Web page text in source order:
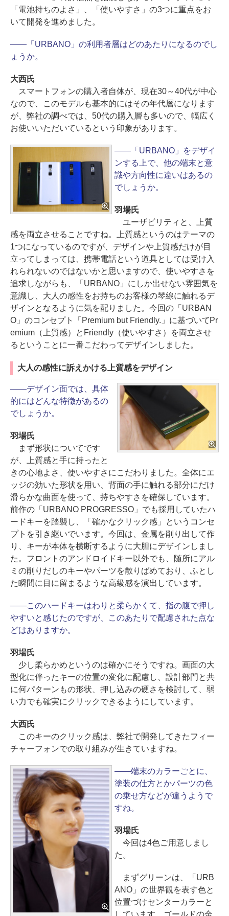
「電池持ちのよさ」、「使いやすさ」の3つに重点をお
いて開発を進めました。
――「URBANO」の利用者層はどのあたりになるのでし
ょうか。
大西氏
スマートフォンの購入者自体が、現在30～40代が中心
なので、このモデルも基本的にはその年代層になります
が、弊社の調べでは、50代の購入層も多いので、幅広く
お使いいただいているという印象があります。
――「URBANO」をデザイ
ンする上で、他の端末と意
識や方向性に違いはあるの
でしょうか。
羽場氏
ユーザビリティと、上質
感を両立させることですね。上質感というのはテーマの
1つになっているのですが、デザインや上質感だけが目
立ってしまっては、携帯電話という道具としては受け入
れられないのではないかと思いますので、使いやすさを
追求しながらも、「URBANO」にしか出せない雰囲気を
意識し、大人の感性をお持ちのお客様の琴線に触れるデ
ザインとなるように気を配りました。今回の「URBAN
O」のコンセプト「Premium but Friendly.」に基づいてPr
emium（上質感）とFriendly（使いやすさ）を両立させ
るということに一番こだわってデザインしました。
大人の感性に訴えかける上質感をデザイン
――デザイン面では、具体
的にはどんな特徴があるの
でしょうか。
羽場氏
まず形状についてです
が、上質感と手に持ったと
きの心地よさ、使いやすさにこだわりました。全体にエ
ッジの効いた形状を用い、背面の手に触れる部分にだけ
滑らかな曲面を使って、持ちやすさを確保しています。
前作の「URBANO PROGRESSO」でも採用していたハ
ードキーを踏襲し、「確かなクリック感」というコンセ
プトを引き継いでいます。今回は、金属を削り出して作
り、キーが本体を横断するように大胆にデザインしまし
た。フロントのアンドロイドキー以外でも、随所にアル
ミの削りだしのキーやパーツを散りばめており、ふとし
た瞬間に目に留まるような高級感を演出しています。
――このハードキーはわりと柔らかくて、指の腹で押し
やすいと感じたのですが、このあたりで配慮された点な
どはありますか。
羽場氏
少し柔らかめというのは確かにそうですね。画面の大
型化に伴ったキーの位置の変化に配慮し、設計部門と共
に何パターンもの形状、押し込みの硬さを検討して、弱
い力でも確実にクリックできるようにしています。
大西氏
このキーのクリック感は、弊社で開発してきたフィー
チャーフォンでの取り組みが生きていますね。
――端末のカラーごとに、
塗装の仕方とかパーツの色
の乗せ方などが違うようで
すね。
羽場氏
今回は4色ご用意しまし
た。
まずグリーンは、「URB
ANO」の世界観を表す色と
位置づけセンターカラーと
しています。ゴールドの金